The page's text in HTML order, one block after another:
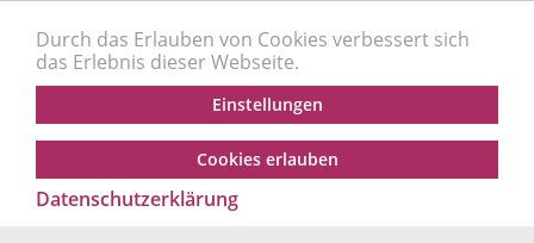
Durch das Erlauben von Cookies verbessert sich
das Erlebnis dieser Webseite.
Einstellungen
Datenschutzerklärung
Cookies erlauben